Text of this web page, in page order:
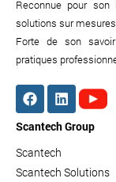
Reconnue pour
solutions sur
Forte de son
pratiques
Scantech Group
Scantech
Scantech Solutions